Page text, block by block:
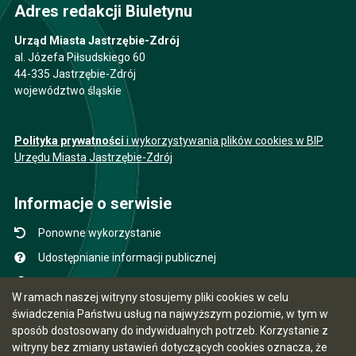
W ramach naszej witryny stosujemy pliki cookies w celu
świadczenia Państwu usług na najwyższym poziomie, w tym w
sposób dostosowany do indywidualnych potrzeb. Korzystanie z
witryny bez zmiany ustawień dotyczących cookies oznacza, że
Adres redakcji Biuletynu
Urząd Miasta Jastrzębie-Zdrój
al. Józefa Piłsudskiego 60
44-335 Jastrzębie-Zdrój
województwo śląskie
Polityka prywatności i wykorzystywania plików cookies w BIP
Urzędu Miasta Jastrzębie-Zdrój
Informacje o serwisie
Ponowne wykorzystanie
Udostępnianie informacji publicznej
Mapa serwisu
Instrukcja obsługi
Statystyki oglądalności